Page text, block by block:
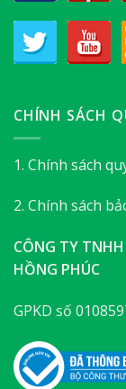
CHÍNH SÁCH
1. Chính sách
2. Chính sách
CÔNG TY
HỒNG PHÚC
GPKD số